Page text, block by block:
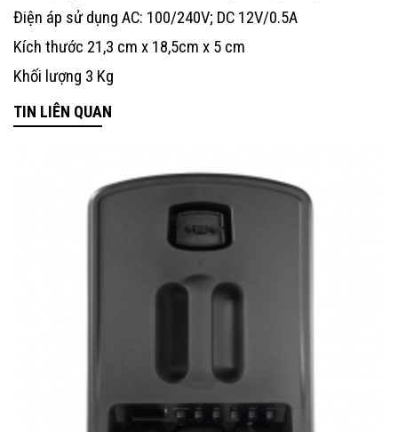
Điện áp sử dụng AC: 100/240V; DC 12V/0.5A
Kích thước 21,3 cm x 18,5cm x 5 cm
Khối lượng 3 Kg
TIN LIÊN QUAN